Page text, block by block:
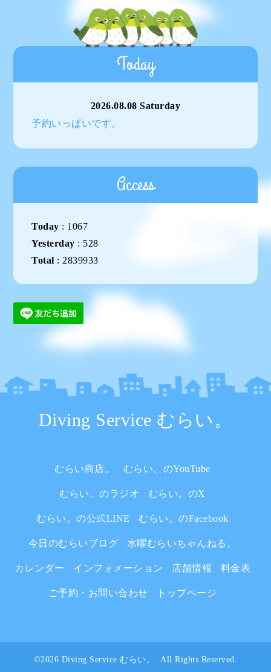
Today
2026.08.08 Saturday
予約いっぱいです。
Access
Today : 1067
Yesterday : 528
Total : 2839933
Diving Service むらい。
むらい商店。 むらい。のYouTube
むらい。のラジオ むらい。のX
むらい。の公式LINE むらい。のFacebook
今日のむらいブログ 水曜むらいちゃんねる。
カレンダー インフォメーション 店舗情報 料金表
ご予約・お問い合わせ トップページ
©2026 Diving Service むらい。 . All Rights Reserved.